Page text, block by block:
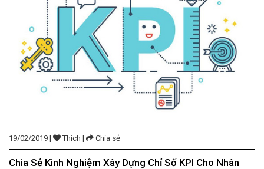
19/02/2019 | Thích | Chia sẻ
Chia Sẻ Kinh Nghiệm Xây Dựng Chỉ Số KPI Cho Nhân